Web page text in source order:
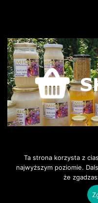
©2018 Pszczoly i my. Wszelkie
Ta strona korzysta z
najwyższym poziomie.
że